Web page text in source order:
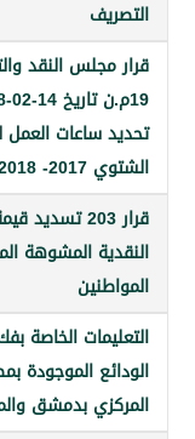
النقد والتسليف رقم
19م.ن تاريخ 14-02-2018بخصوص
العمل للموسم
قرار 203 تسديد قيمة الأوراق
المشوهة المقدمة من
الخاصة بفك احتباس
الموجودة بمصرف سورية
بدمشق والمحافظات